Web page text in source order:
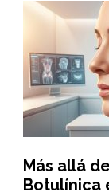
Más allá
Botulínica